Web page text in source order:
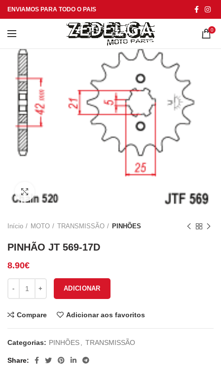
ENVIAMOS PARA TODO O PAIS
0
Click to enlarge
Início MOTO TRANSMISSÃO PINHÕES
PINHÃO JT 569-17D
8.90€
ADICIONAR
Compare Adicionar aos favoritos
Categorias: PINHÕES TRANSMISSÃO
Share